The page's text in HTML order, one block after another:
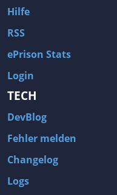
Hilfe
RSS
ePrison Stats
Login
TECH
DevBlog
Fehler melden
Changelog
Logs